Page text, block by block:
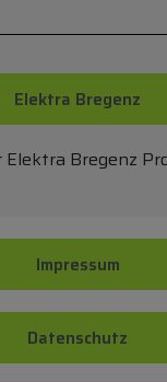
Elektra Bregenz
Bregenz
Impressum
Datenschutz